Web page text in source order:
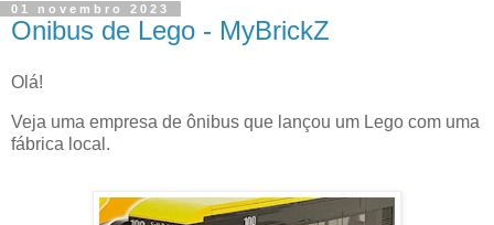
01 novembro 2023
Onibus de Lego - MyBrickZ
Olá!
Veja uma empresa de ônibus que lançou um Lego com uma
fábrica local.